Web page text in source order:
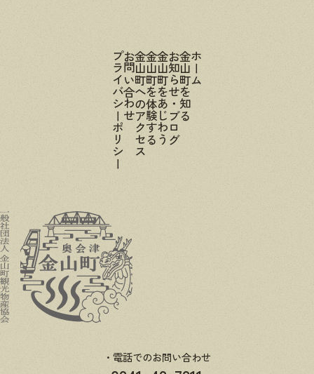
ホーム
金山町を知る
お知らせ・ブログ
金山町をあじわう
金山町を体験する
金山町へのアクセス
お問い合わせ
プライバシーポリシー
電話でのお問い合わせ